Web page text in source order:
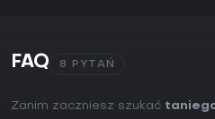
FAQ 8 PYTAŃ
Zanim zaczniesz szukać